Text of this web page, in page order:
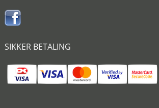
SIKKER BETALING